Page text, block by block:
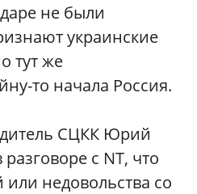
не были
украинские
тут же
то начала Россия.
СЦКК Юрий
с NT, что
недовольства со